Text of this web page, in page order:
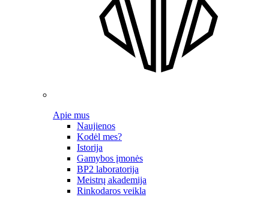
Apie mus
Naujienos
Kodėl mes?
Istorija
Gamybos įmonės
BP2 laboratorija
Meistrų akademija
Rinkodaros veikla